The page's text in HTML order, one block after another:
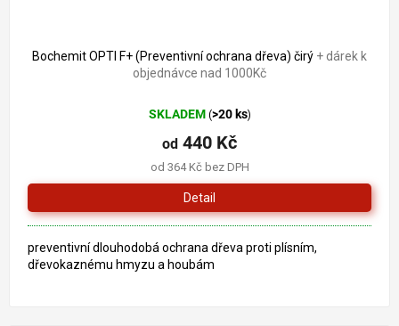
Bochemit OPTI F+ (Preventivní ochrana dřeva) čirý + dárek k
objednávce nad 1000Kč
SKLADEM (>20 ks)
od 364 Kč bez DPH
od 440 Kč
Detail
preventivní dlouhodobá ochrana dřeva proti plísním,
dřevokaznému hmyzu a houbám